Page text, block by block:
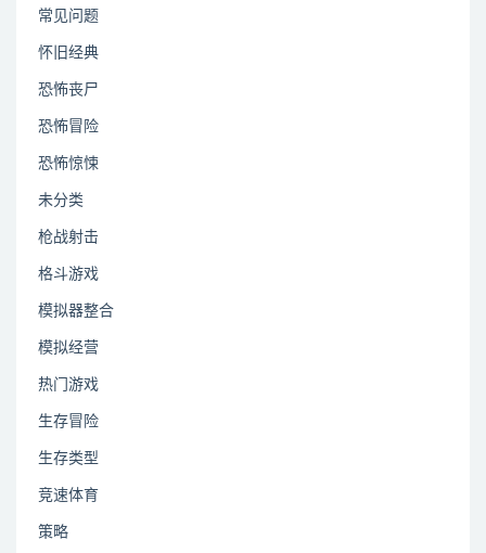
常见问题
怀旧经典
恐怖丧尸
恐怖冒险
恐怖惊悚
未分类
枪战射击
格斗游戏
模拟器整合
模拟经营
热门游戏
生存冒险
生存类型
竞速体育
策略